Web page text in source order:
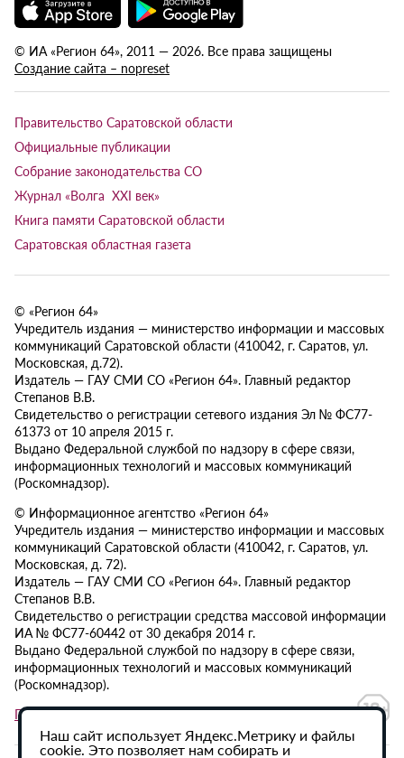
© ИА «Регион 64», 2011 — 2026. Все права защищены
Создание сайта – nopreset
Правительство Саратовской области
Официальные публикации
Собрание законодательства СО
Журнал «Волга XXI век»
Книга памяти Саратовской области
Саратовская областная газета
© «Регион 64»
Учредитель издания — министерство информации и массовых
коммуникаций Саратовской области (410042, г. Саратов, ул.
Московская, д.72).
Издатель — ГАУ СМИ СО «Регион 64». Главный редактор
Степанов В.В.
Свидетельство о регистрации сетевого издания Эл № ФС77-
61373 от 10 апреля 2015 г.
Выдано Федеральной службой по надзору в сфере связи,
информационных технологий и массовых коммуникаций
(Роскомнадзор).
© Информационное агентство «Регион 64»
Учредитель издания — министерство информации и массовых
коммуникаций Саратовской области (410042, г. Саратов, ул.
Московская, д. 72).
Издатель — ГАУ СМИ СО «Регион 64». Главный редактор
Степанов В.В.
Свидетельство о регистрации средства массовой информации
ИА № ФС77-60442 от 30 декабря 2014 г.
Выдано Федеральной службой по надзору в сфере связи,
информационных технологий и массовых коммуникаций
(Роскомнадзор).
Политика в отношении обработки персональных данных
Наш сайт использует Яндекс.Метрику и файлы
cookie. Это позволяет нам собирать и